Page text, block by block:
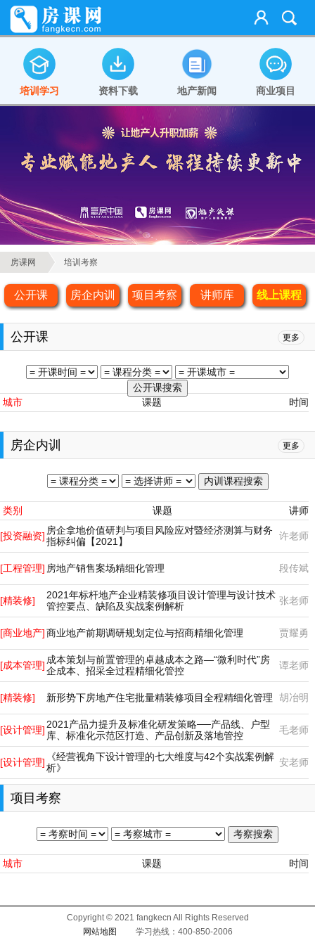
培训学习 资料下载 地产新闻 商业项目
房课网 培训考察
公开课 房企内训 项目考察 讲师库 线上课程
公开课 更多
城市 课题 时间
房企内训 更多
类别 课题 讲师
[投资融资] 房企拿地价值研判与项目风险应对暨经济测算与财务
指标纠偏【2021】
许老师
[工程管理] 房地产销售案场精细化管理 段传斌
[精装修]
2021年标杆地产企业精装修项目设计管理与设计技术
管控要点、缺陷及实战案例解析
张老师
[商业地产]商业地产前期调研规划定位与招商精细化管理 贾耀勇
[成本管理] 成本策划与前置管理的卓越成本之路—“微利时代”房
企成本、招采全过程精细化管控
谭老师
[精装修] 新形势下房地产住宅批量精装修项目全程精细化管理 胡冶明
[设计管理] 2021产品力提升及标准化研发策略──产品线、户型
库、标准化示范区打造、产品创新及落地管控
毛老师
[设计管理]
《经营视角下设计管理的七大维度与42个实战案例解
析》
安老师
项目考察
城市 课题 时间
Copyright © 2021 fangkecn All Rights Reserved
网站地图 学习热线：400-850-2006